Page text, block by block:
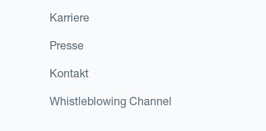
Karriere
Presse
Kontakt
Whistleblowing Channel